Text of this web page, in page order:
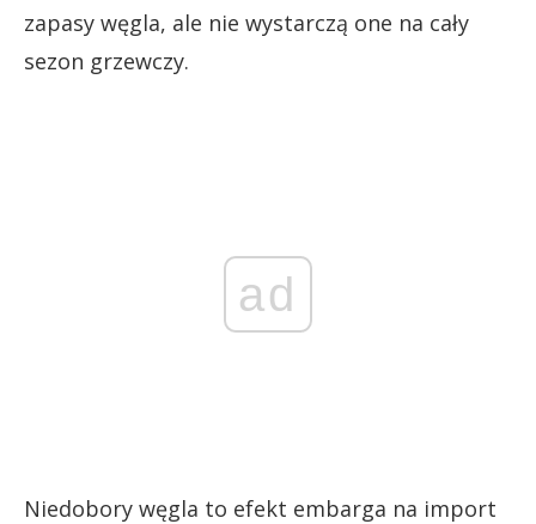
zapasy węgla, ale nie wystarczą one na cały
sezon grzewczy.
ad
Niedobory węgla to efekt embarga na import